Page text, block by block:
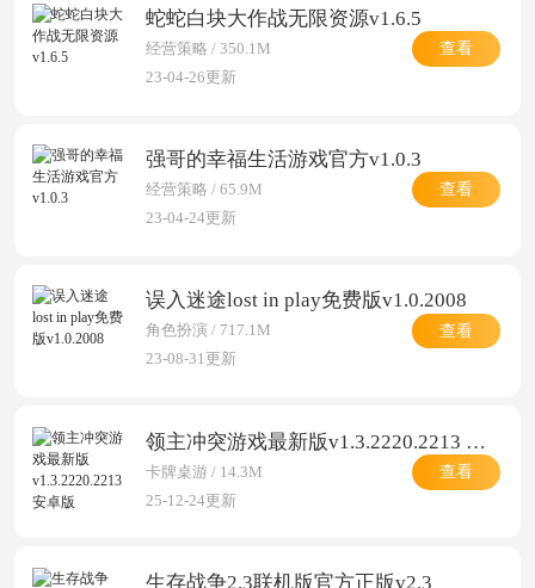
蛇蛇白块大作战无限资源v1.6.5
经营策略 / 350.1M
23-04-26更新
查看
强哥的幸福生活游戏官方v1.0.3
经营策略 / 65.9M
23-04-24更新
查看
误入迷途lost in play免费版v1.0.2008
角色扮演 / 717.1M
23-08-31更新
查看
领主冲突游戏最新版v1.3.2220.2213 安卓版
卡牌桌游 / 14.3M
25-12-24更新
查看
生存战争2.3联机版官方正版v2.3